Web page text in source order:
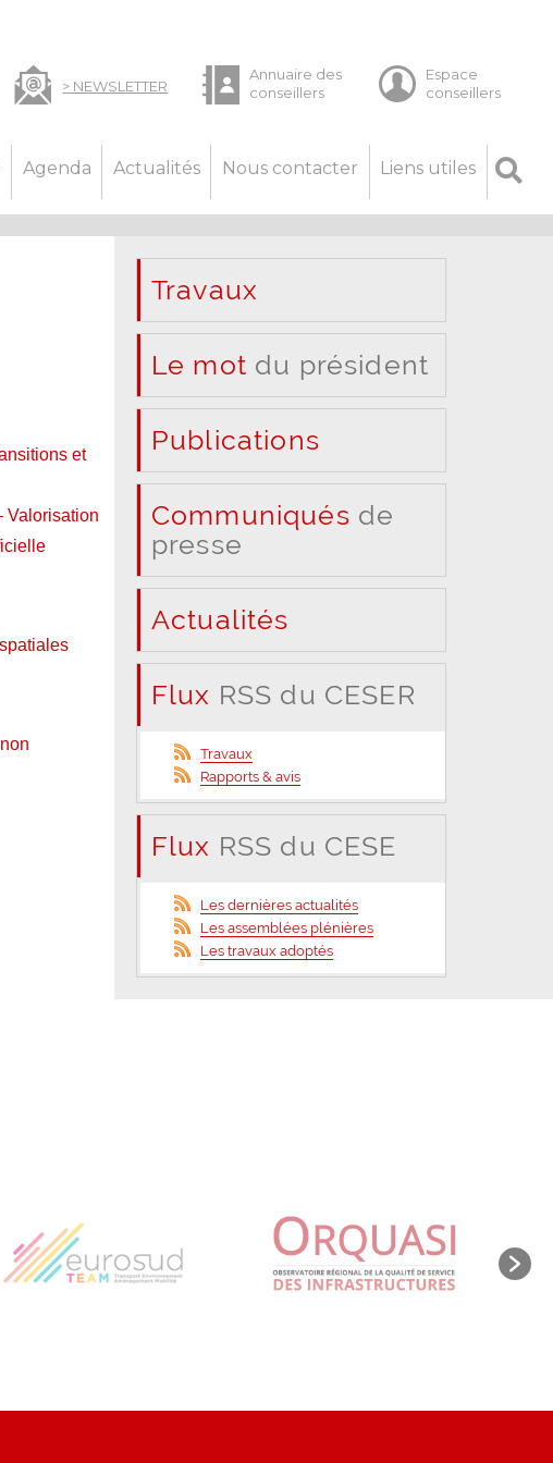
Agenda Actualités Nous contacter Liens utiles
et
Valorisation
Travaux
Le mot du président
Publications
Communiqués de
presse
Actualités
Flux RSS du CESER
Travaux
Rapports & avis
Flux RSS du CESE
Les dernières actualités
Les assemblées plénières
Les travaux adoptés